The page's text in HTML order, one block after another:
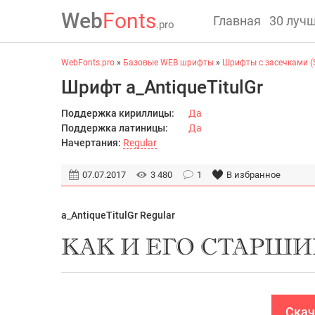
WebFonts.pro Главная 30
WebFonts.pro » Базовые WEB шрифты » Шрифты с засечками
Шрифт a_AntiqueTitulGr
Поддержка кириллицы:
Да
Поддержка латиницы:
Да
Начертания: Regular
07.07.2017 3 480 1 В избранное
a_AntiqueTitulGr Regular